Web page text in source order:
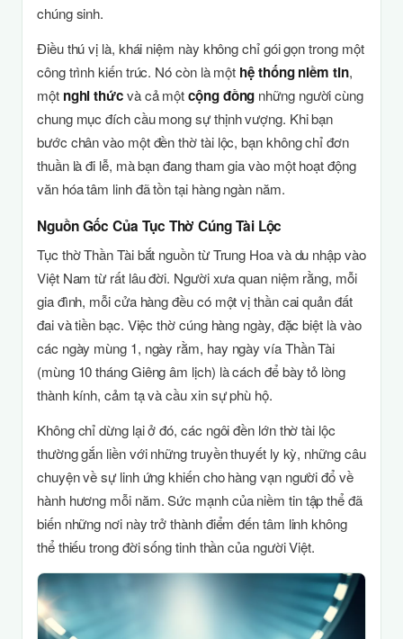
chúng sinh.
Điều thú vị là, khái niệm này không chỉ gói gọn trong một
công trình kiến trúc. Nó còn là một hệ thống niềm tin,
một nghi thứcvà cả mộtcộng đồng những người cùng
chung mục đích cầu mong sự thịnh vượng. Khi bạn
bước chân vào một đền thờ tài lộc, bạn không chỉ đơn
thuần là đi lễ, mà bạn đang tham gia vào một hoạt động
văn hóa tâm linh đã tồn tại hàng ngàn năm.
Nguồn Gốc Của Tục Thờ Cúng Tài Lộc
Tục thờ Thần Tài bắt nguồn từ Trung Hoa và du nhập vào
Việt Nam từ rất lâu đời. Người xưa quan niệm rằng, mỗi
gia đình, mỗi cửa hàng đều có một vị thần cai quản đất
đai và tiền bạc. Việc thờ cúng hàng ngày, đặc biệt là vào
các ngày mùng 1, ngày rằm, hay ngày vía Thần Tài
(mùng 10 tháng Giêng âm lịch) là cách để bày tỏ lòng
thành kính, cảm tạ và cầu xin sự phù hộ.
Không chỉ dừng lại ở đó, các ngôi đền lớn thờ tài lộc
thường gắn liền với những truyền thuyết ly kỳ, những câu
chuyện về sự linh ứng khiến cho hàng vạn người đổ về
hành hương mỗi năm. Sức mạnh của niềm tin tập thể đã
biến những nơi này trở thành điểm đến tâm linh không
thể thiếu trong đời sống tinh thần của người Việt.